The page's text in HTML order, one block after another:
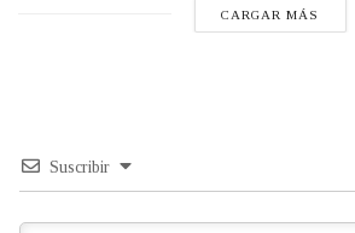
CARGAR MÁS
Suscribir